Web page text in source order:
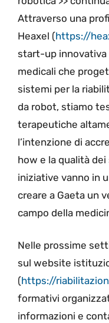
Attraverso una
Heaxel (https://
start-up
medicali che
sistemi per la
da robot, stiamo
terapeutiche
l’intenzione di
how e la qualità
iniziative vanno in
creare a Gaeta un
campo della
Nelle prossime
sul website
(https://
formativi
informazioni e